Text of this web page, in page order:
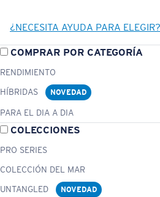
¿NECESITA AYUDA PARA ELEGIR?
COMPRAR POR CATEGORÍA
RENDIMIENTO
HÍBRIDAS
NOVEDAD
PARA EL DIA A DIA
COLECCIONES
PRO SERIES
COLECCIÓN DEL MAR
UNTANGLED
NOVEDAD